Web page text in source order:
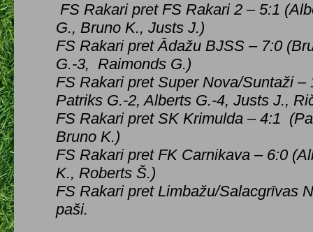
FS Rakari pret FS Rakari 2 – 5:1
G., Bruno K., Justs J.)
FS Rakari pretĀdažu BJSS – 7:0
G.-3, Raimonds G.)
FS Rakari pretSuper Nova/Suntaži –
Patriks G.-2, Alberts G.-4, Justs J.,
FS Rakari pretSK Krimulda – 4:1
Bruno K.)
FS Rakari pretFK Carnikava – 6:0
K., Roberts Š.)
FS Rakari pretLimbažu/Salacgrīvas
paši.